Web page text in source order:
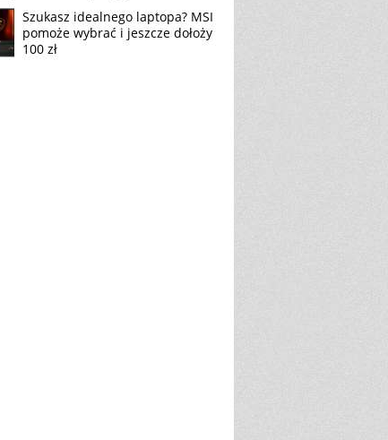
Szukasz idealnego laptopa? MSI
pomoże wybrać i jeszcze dołoży
100 zł